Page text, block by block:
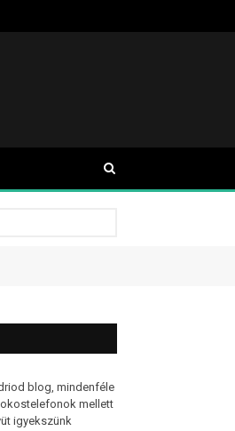
blog, mindenféle
mellett
igyekszünk